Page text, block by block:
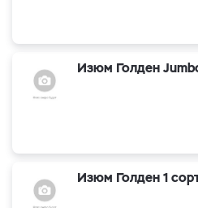
Изюм Голден
Изюм Голден 1